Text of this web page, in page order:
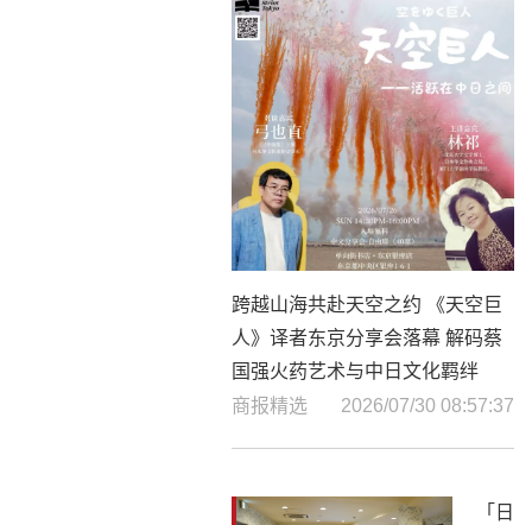
跨越山海共赴天空之约 《天空巨
人》译者东京分享会落幕 解码蔡
国强火药艺术与中日文化羁绊
商报精选
2026/07/30 08:57:37
「日